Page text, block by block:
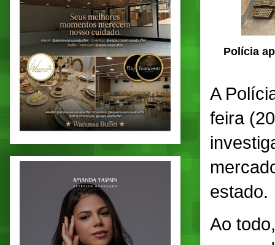
Polícia
A
feira
estado.
Ao